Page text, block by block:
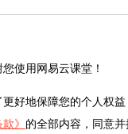
您使用网易云课堂！
更好地保障您的个人权
》 的全部内容，同意